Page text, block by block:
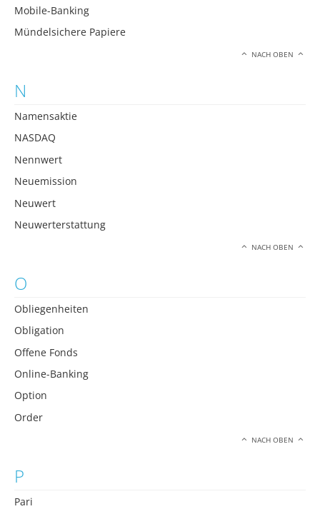
Mobile-Banking
Mündelsichere Papiere
NACH OBEN
N
Namensaktie
NASDAQ
Nennwert
Neuemission
Neuwert
Neuwerterstattung
NACH OBEN
O
Obliegenheiten
Obligation
Offene Fonds
Online-Banking
Option
Order
NACH OBEN
P
Pari